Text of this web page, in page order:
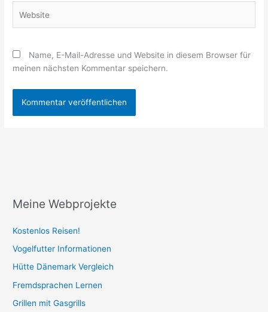
Name, E-Mail-Adresse und Website in diesem Browser für
meinen nächsten Kommentar speichern.
Meine Webprojekte
Kostenlos Reisen!
Vogelfutter Informationen
Hütte Dänemark Vergleich
Fremdsprachen Lernen
Grillen mit Gasgrills